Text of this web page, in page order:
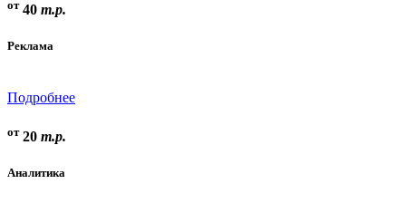
от40 т.р.
Реклама
Подробнее
от20 т.р.
Аналитика